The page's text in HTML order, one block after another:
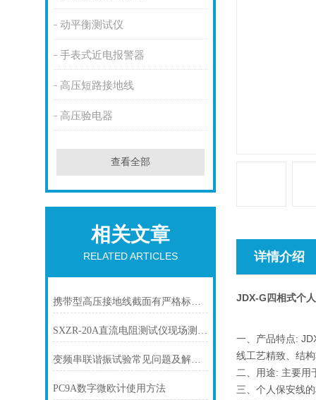
动平衡测试仪
手表式近电报警器
高压短路接地线
高压验电器
查看全部
相关文章
RELATED ARTICLES
携带型高压接地线截面有严格标准和要求
SXZR-20A直流电阻测试仪现场测试与操作方法
变频串联谐振试验常见问题及解决方法
PC9A数字微欧计使用方法
详情介绍
JDX-G四相式个
一、产品特点:
线工艺精致、结
二、用途: 主要用
三、个人保安线